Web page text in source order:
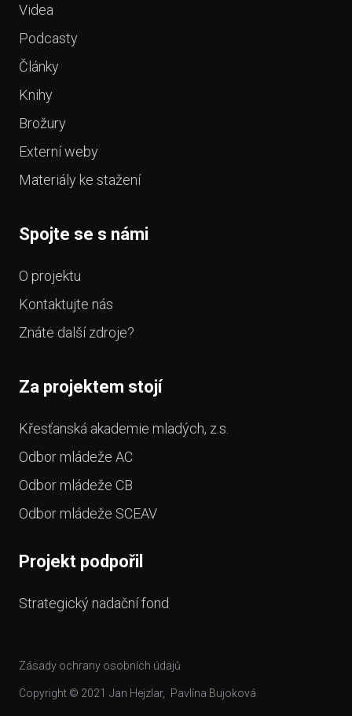
Videa
Podcasty
Články
Knihy
Brožury
Externí weby
Materiály ke stažení
Spojte se s námi
O projektu
Kontaktujte nás
Znáte další zdroje?
Za projektem stojí
Křesťanská akademie mladých, z.s.
Odbor mládeže AC
Odbor mládeže CB
Odbor mládeže SCEAV
Projekt podpořil
Strategický nadační fond
Copyright © 2021 Jan Hejzlar, Pavlína Bujoková
Zásady ochrany osobních údajů